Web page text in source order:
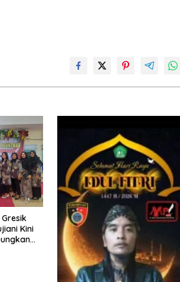
Kini